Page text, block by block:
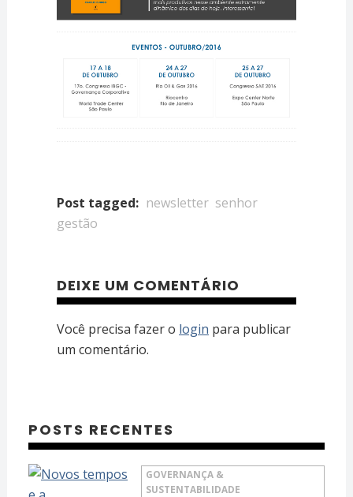
Post tagged: newsletter senhor
gestão
DEIXE UM COMENTÁRIO
Você precisa fazer o login para publicar
um comentário.
POSTS RECENTES
GOVERNANÇA &
SUSTENTABILIDADE